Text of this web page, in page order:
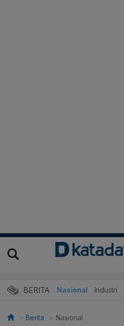
BERITA Nasional Industri
Berita Nasional